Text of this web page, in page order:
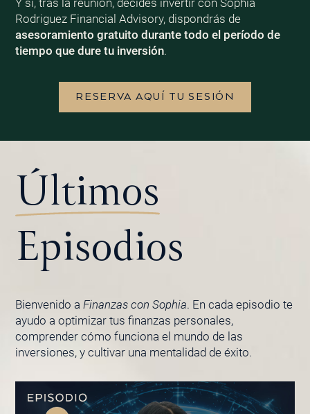
Y si, tras la reunión, decides invertir con Sophia
Rodriguez Financial Advisory, dispondrás de
asesoramiento gratuito durante todo el período de
tiempo que dure tu inversión.
RESERVA AQUÍ TU SESIÓN
Últimos
Episodios
Bienvenido a Finanzas con Sophia. En cada episodio te
ayudo a optimizar tus finanzas personales,
comprender cómo funciona el mundo de las
inversiones, y cultivar una mentalidad de éxito.
PÁGINA
PÁGINA
PÁGINAPÁGINA